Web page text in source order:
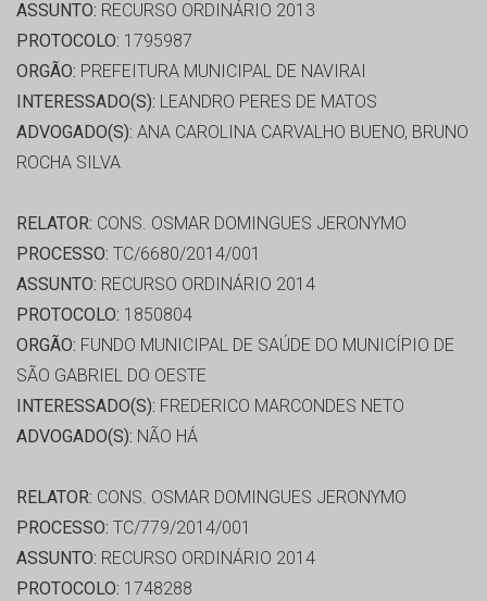
ASSUNTO: RECURSO ORDINÁRIO 2013
PROTOCOLO: 1795987
ORGÃO: PREFEITURA MUNICIPAL DE NAVIRAI
INTERESSADO(S): LEANDRO PERES DE MATOS
ADVOGADO(S): ANA CAROLINA CARVALHO BUENO, BRUNO
ROCHA SILVA
RELATOR: CONS. OSMAR DOMINGUES JERONYMO
PROCESSO: TC/6680/2014/001
ASSUNTO: RECURSO ORDINÁRIO 2014
PROTOCOLO: 1850804
ORGÃO: FUNDO MUNICIPAL DE SAÚDE DO MUNICÍPIO DE
SÃO GABRIEL DO OESTE
INTERESSADO(S): FREDERICO MARCONDES NETO
ADVOGADO(S): NÃO HÁ
RELATOR: CONS. OSMAR DOMINGUES JERONYMO
PROCESSO: TC/779/2014/001
ASSUNTO: RECURSO ORDINÁRIO 2014
PROTOCOLO: 1748288